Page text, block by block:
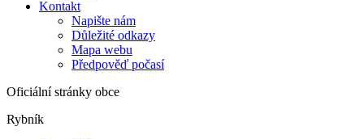
Kontakt
Napište nám
Důležité odkazy
Mapa webu
Předpověď počasí
Oficiální stránky obce
Rybník